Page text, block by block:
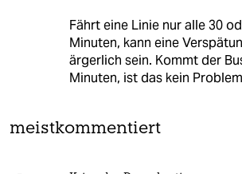
Fährt eine Linie nur alle 30
Minuten, kann eine
ärgerlich sein. Kommt der
Minuten, ist das kein
meistkommentiert